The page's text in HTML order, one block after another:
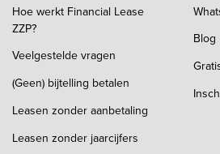
Hoe werkt Financial Lease
ZZP?
Veelgestelde vragen
(Geen) bijtelling betalen
Leasen zonder aanbetaling
Leasen zonder jaarcijfers
Blog